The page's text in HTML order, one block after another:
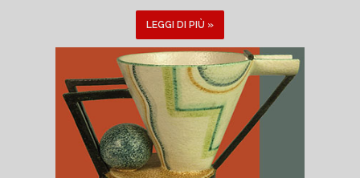
LEGGI DI PIÙ »